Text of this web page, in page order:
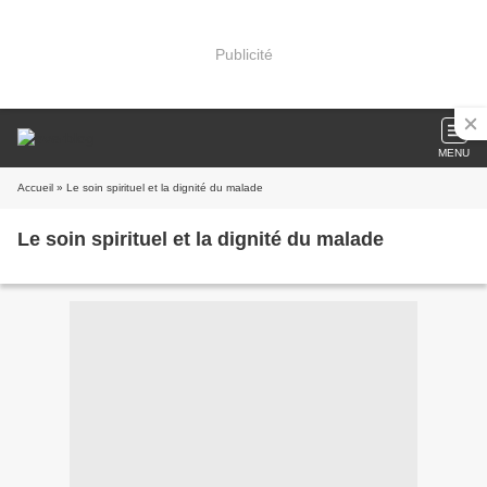
Publicité
MENU
Accueil » Le soin spirituel et la dignité du malade
Le soin spirituel et la dignité du malade